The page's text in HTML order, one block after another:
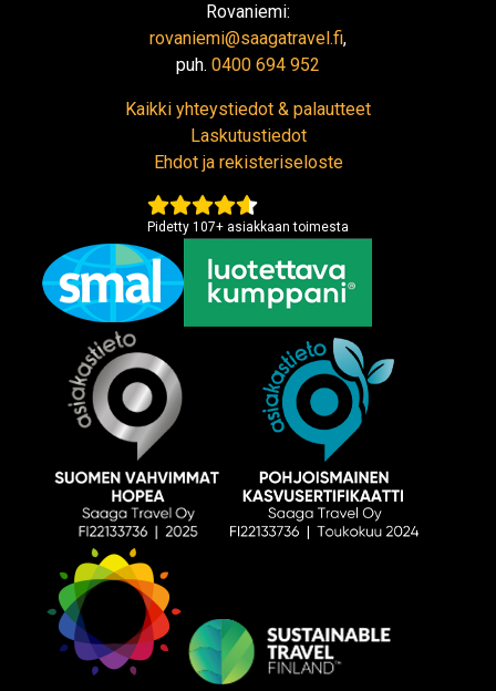
Rovaniemi:
rovaniemi@saagatravel.fi,
puh. 0400 694 952
Kaikki yhteystiedot & palautteet
Laskutustiedot
Ehdot ja rekisteriseloste
Pidetty 107+ asiakkaan toimesta